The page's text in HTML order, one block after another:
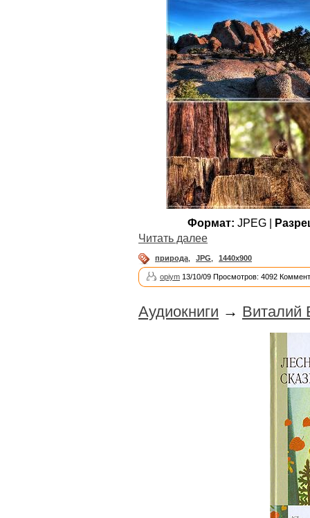
Формат: JPEG |
Читать далее
природа JPG 1440x900
opiym 13/10/09 Просмотров: 4092
Аудиокниги → Виталий